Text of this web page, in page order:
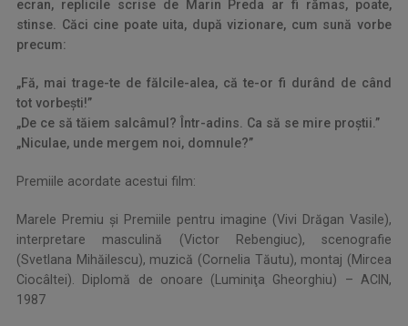
ecran, replicile scrise de Marin Preda ar fi rămas, poate,
stinse. Căci cine poate uita, după vizionare, cum sună vorbe
precum:
„Fă, mai trage-te de fălcile-alea, că te-or fi durând de când
tot vorbești!”
„De ce să tăiem salcâmul? Într-adins. Ca să se mire proștii.”
„Niculae, unde mergem noi, domnule?”
Premiile acordate acestui film:
Marele Premiu și Premiile pentru imagine (Vivi Drăgan Vasile),
interpretare masculină (Victor Rebengiuc), scenografie
(Svetlana Mihăilescu), muzică (Cornelia Tăutu), montaj (Mircea
Ciocâltei). Diplomă de onoare (Luminiţa Gheorghiu) – ACIN,
1987